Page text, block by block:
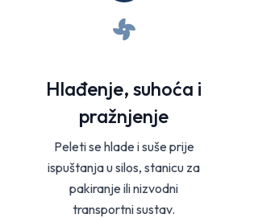
Hlađenje, suhoća i
pražnjenje
Peleti se hlade i suše prije
ispuštanja u silos, stanicu za
pakiranje ili nizvodni
transportni sustav.